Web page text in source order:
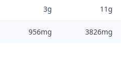
3g 11g
956mg 3826mg